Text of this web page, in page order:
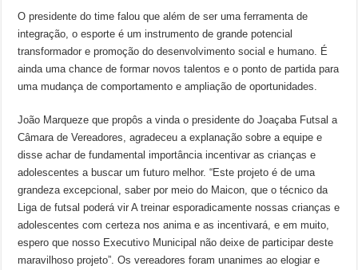
O presidente do time falou que além de ser uma ferramenta de
integração, o esporte é um instrumento de grande potencial
transformador e promoção do desenvolvimento social e humano. É
ainda uma chance de formar novos talentos e o ponto de partida para
uma mudança de comportamento e ampliação de oportunidades.
João Marqueze que propôs a vinda o presidente do Joaçaba Futsal a
Câmara de Vereadores, agradeceu a explanação sobre a equipe e
disse achar de fundamental importância incentivar as crianças e
adolescentes a buscar um futuro melhor. “Este projeto é de uma
grandeza excepcional, saber por meio do Maicon, que o técnico da
Liga de futsal poderá vir A treinar esporadicamente nossas crianças e
adolescentes com certeza nos anima e as incentivará, e em muito,
espero que nosso Executivo Municipal não deixe de participar deste
maravilhoso projeto”. Os vereadores foram unanimes ao elogiar e